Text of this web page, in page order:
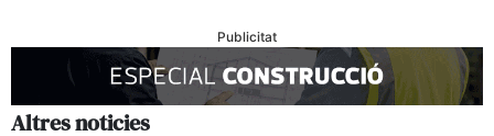
Publicitat
Altres noticies